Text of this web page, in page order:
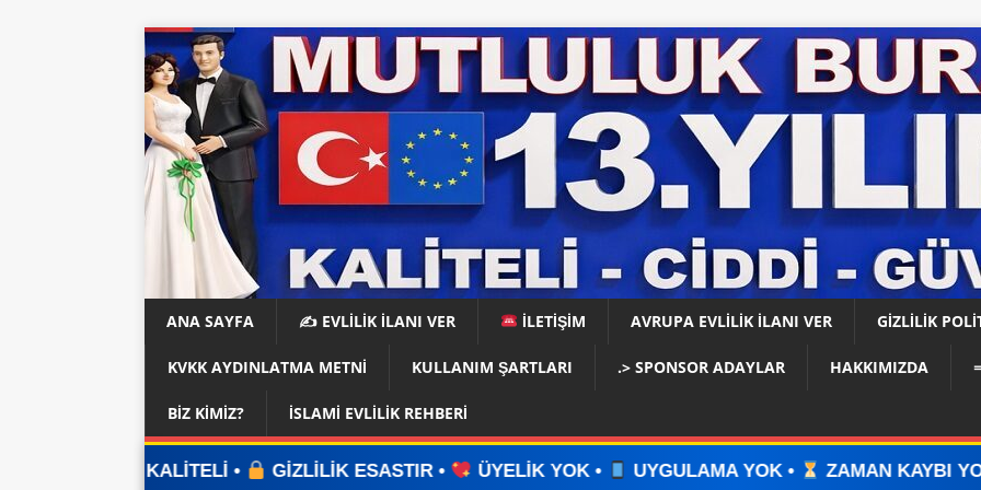
ANA SAYFA ✍️ EVLİLİK İLANI VER İLETİŞİM AVRUPA EVLİLİK İLANI VER GIZLILIK
KVKK AYDINLATMA METNI KULLANIM ŞARTLARI .> SPONSOR ADAYLAR HAKKIMIZDA
BIZ KIMIZ? İSLAMI EVLILIK REHBERI
GİZLİLİK ESASTIR • ÜYELİK YOK • UYGULAMA YOK • ZAMAN KAYBI YOK • İLAN VERİN •